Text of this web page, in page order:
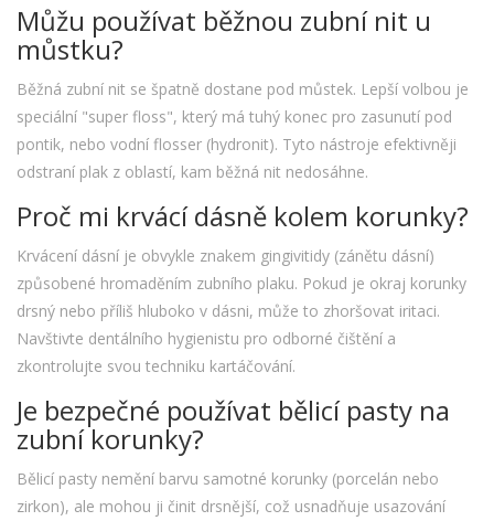
Můžu používat běžnou zubní nit u
můstku?
Běžná zubní nit se špatně dostane pod můstek. Lepší volbou je
speciální "super floss", který má tuhý konec pro zasunutí pod
pontik, nebo vodní flosser (hydronit). Tyto nástroje efektivněji
odstraní plak z oblastí, kam běžná nit nedosáhne.
Proč mi krvácí dásně kolem korunky?
Krvácení dásní je obvykle znakem gingivitidy (zánětu dásní)
způsobené hromaděním zubního plaku. Pokud je okraj korunky
drsný nebo příliš hluboko v dásni, může to zhoršovat iritaci.
Navštivte dentálního hygienistu pro odborné čištění a
zkontrolujte svou techniku kartáčování.
Je bezpečné používat bělicí pasty na
zubní korunky?
Bělicí pasty nemění barvu samotné korunky (porcelán nebo
zirkon), ale mohou ji činit drsnější, což usnadňuje usazování